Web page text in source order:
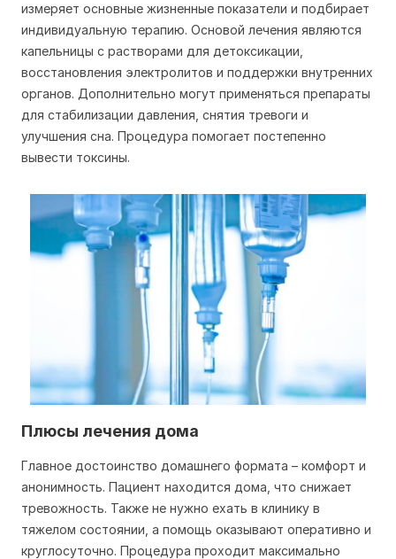
измеряет основные жизненные показатели и подбирает
индивидуальную терапию. Основой лечения являются
капельницы с растворами для детоксикации,
восстановления электролитов и поддержки внутренних
органов. Дополнительно могут применяться препараты
для стабилизации давления, снятия тревоги и
улучшения сна. Процедура помогает постепенно
вывести токсины.
Плюсы лечения дома
Главное достоинство домашнего формата – комфорт и
анонимность. Пациент находится дома, что снижает
тревожность. Также не нужно ехать в клинику в
тяжелом состоянии, а помощь оказывают оперативно и
круглосуточно. Процедура проходит максимально